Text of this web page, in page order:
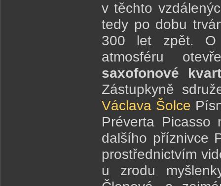
v těchto
tedy po dobu
300 let zpět. O
atmosféru
saxofonové
Zástupkyně
Václava Šolce
Préverta
dalšího příznivce
prostřednictvím
u zrodu